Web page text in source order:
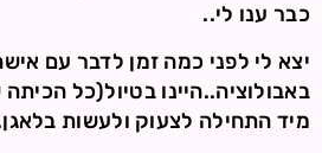
כבר ענו לי..
יצא לי לפני כמה זמן לדבר עם
באבולוציה..היינו בטיול(כל
מיד התחילה לצעוק ולעשות